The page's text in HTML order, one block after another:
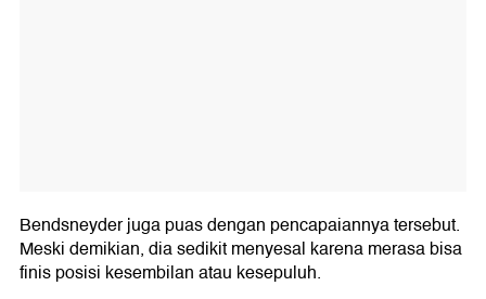
Bendsneyder juga puas dengan pencapaiannya tersebut.
Meski demikian, dia sedikit menyesal karena merasa bisa
finis posisi kesembilan atau kesepuluh.